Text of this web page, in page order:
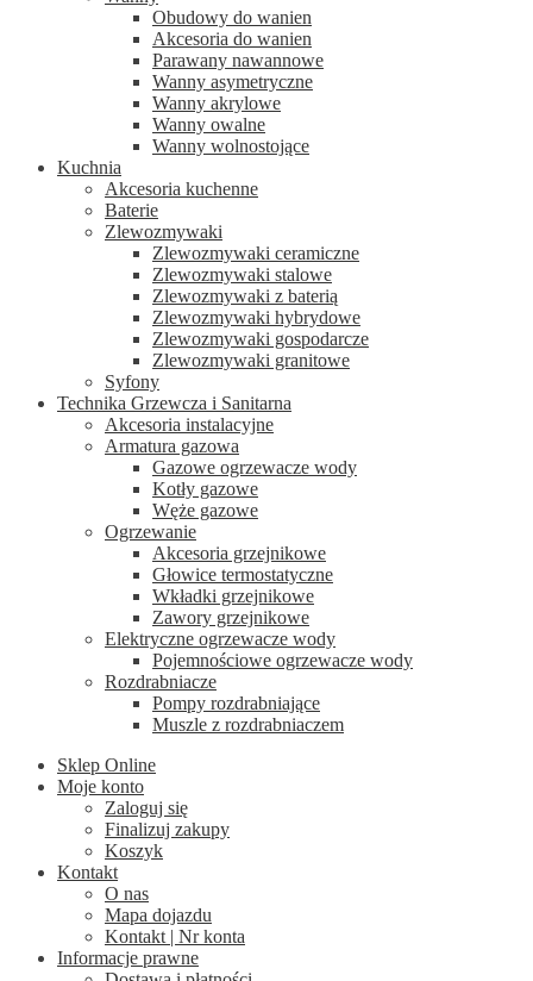
Obudowy do wanien
Akcesoria do wanien
Parawany nawannowe
Wanny asymetryczne
Wanny akrylowe
Wanny owalne
Wanny wolnostojące
Kuchnia
Akcesoria kuchenne
Baterie
Zlewozmywaki
Zlewozmywaki ceramiczne
Zlewozmywaki stalowe
Zlewozmywaki z baterią
Zlewozmywaki hybrydowe
Zlewozmywaki gospodarcze
Zlewozmywaki granitowe
Syfony
Technika Grzewcza i Sanitarna
Akcesoria instalacyjne
Armatura gazowa
Gazowe ogrzewacze wody
Kotły gazowe
Węże gazowe
Ogrzewanie
Akcesoria grzejnikowe
Głowice termostatyczne
Wkładki grzejnikowe
Zawory grzejnikowe
Elektryczne ogrzewacze wody
Pojemnościowe ogrzewacze wody
Rozdrabniacze
Pompy rozdrabniające
Muszle z rozdrabniaczem
Sklep Online
Moje konto
Zaloguj się
Finalizuj zakupy
Koszyk
Kontakt
O nas
Mapa dojazdu
Kontakt | Nr konta
Informacje prawne